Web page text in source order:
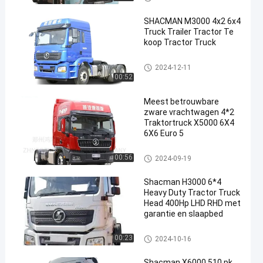
00:52
SHACMAN M3000 4x2 6x4
Truck Trailer Tractor Te
koop Tractor Truck
shacman tractorvrachtwagen
2024-12-11
00:56
Meest betrouwbare
zware vrachtwagen 4*2
Traktortruck X5000 6X4
6X6 Euro 5
shacman tractorvrachtwagen
2024-09-19
00:23
Shacman H3000 6*4
Heavy Duty Tractor Truck
Head 400Hp LHD RHD met
garantie en slaapbed
shacman tractorvrachtwagen
2024-10-16